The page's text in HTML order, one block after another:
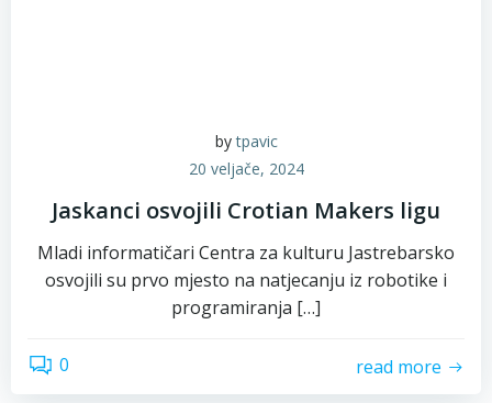
bytpavic
20 veljače, 2024
Jaskanci osvojili Crotian Makers ligu
Mladi informatičari Centra za kulturu Jastrebarsko
osvojili su prvo mjesto na natjecanju iz robotike i
programiranja […]
0 read more